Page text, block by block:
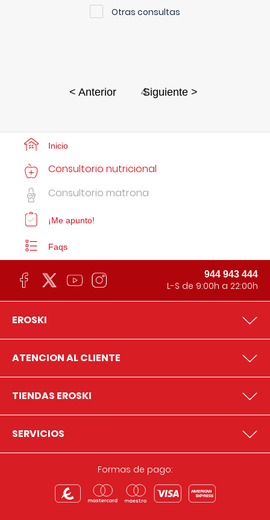
Otras consultas
< Anterior 4
Siguiente >
Inicio
Consultorio nutricional
Consultorio matrona
¡Me apunto!
Faqs
944 943 444
L-S de 9:00h a 22:00h
EROSKI
ATENCION AL CLIENTE
TIENDAS EROSKI
SERVICIOS
Formas de pago: